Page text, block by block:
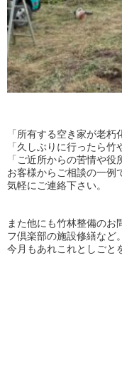
「所有する空き家が老朽
「久しぶりに行ったら竹
「ご近所からの苦情や役
お客様からご相談の一例
気軽にご連絡下さい。
また他にも竹林整備のお
フ倶楽部の施設修繕など。
今月もあれこれとしごと